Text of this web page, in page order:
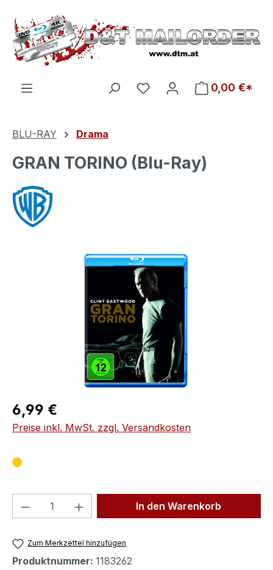
Zum Hauptinhalt springen
Du hast 0 Produkte auf
0,00 €*
BLU-RAY Drama
GRAN TORINO (Blu-Ray)
Bildergalerie überspringen
Regulärer Preis:
6,99 €
Preise inkl. MwSt. zzgl. Versandkosten
Produkt Anzahl: Gib denIn den Warenkorb
Zum Merkzettel hinzufügen
Produktnummer: 1183262